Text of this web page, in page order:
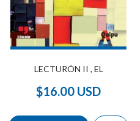
LECTURÓN II , EL
$16.00 USD